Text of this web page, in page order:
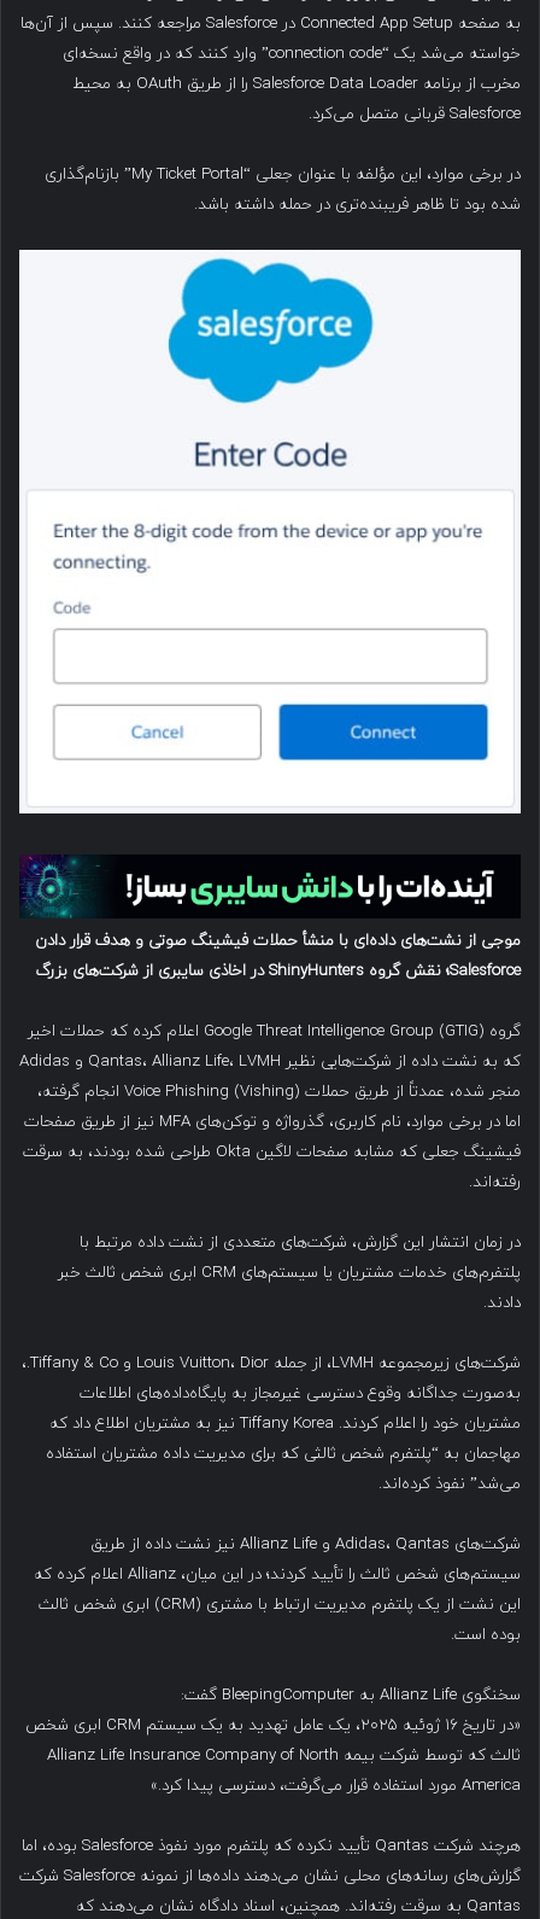
به صفحه Connected App Setup در Salesforce مراجعه کنند. سپس از آن‌ها
خواسته می‌شد یک “connection code” وارد کنند که در واقع نسخه‌ای
مخرب از برنامه Salesforce Data Loader را از طریق OAuth به محیط
Salesforce قربانی متصل می‌کرد.
در برخی موارد، این مؤلفه با عنوان جعلی “My Ticket Portal” بازنام‌گذاری
شده بود تا ظاهر فریبنده‌تری در حمله داشته باشد.
موجی از نشت‌های داده‌ای با منشأ حملات فیشینگ صوتی و هدف قرار دادن
Salesforce؛ نقش گروه در اخاذی سایبری از شرکت‌های بزرگ
گروه Google Threat Intelligence Group (GTIG) اعلام کرده که حملات اخیر
که به نشت داده از شرکت‌هایی نظیر Qantas، Allianz Life، LVMH و Adidas
منجر شده، عمدتاً از طریق حملات Voice Phishing (Vishing) انجام گرفته،
اما در برخی موارد، نام کاربری، گذرواژه و توکن‌های MFA نیز از طریق صفحات
فیشینگ جعلی که مشابه صفحات لاگین Okta طراحی شده بودند، به سرقت
رفته‌اند.
در زمان انتشار این گزارش، شرکت‌های متعددی از نشت داده مرتبط با
پلتفرم‌های خدمات مشتریان یا سیستم‌های CRM ابری شخص ثالث خبر
دادند.
شرکت‌های زیرمجموعه LVMH، از جمله Louis Vuitton، Dior و Tiffany & Co.،
به‌صورت جداگانه وقوع دسترسی غیرمجاز به پایگاه‌داده‌های اطلاعات
مشتریان خود را اعلام کردند. Tiffany Korea نیز به مشتریان اطلاع داد که
مهاجمان به “پلتفرم شخص ثالثی که برای مدیریت داده مشتریان استفاده
می‌شد” نفوذ کرده‌اند.
شرکت‌های Adidas، Qantas و Allianz Life نیز نشت داده از طریق
سیستم‌های شخص ثالث را تأیید کردند؛ در این میان، Allianz اعلام کرده که
این نشت از یک پلتفرم مدیریت ارتباط با مشتری (CRM) ابری شخص ثالث
بوده است.
سخنگوی Allianz Life به BleepingComputer گفت:
«در تاریخ ۱۶ ژوئیه ۲۰۲۵، یک عامل تهدید به یک سیستم CRM ابری شخص
ثالث که توسط شرکت بیمه Allianz Life Insurance Company of North
America مورد استفاده قرار می‌گرفت، دسترسی پیدا کرد.»
هرچند شرکت Qantas تأیید نکرده که پلتفرم مورد نفوذ Salesforce بوده، اما
گزارش‌های رسانه‌های محلی نشان می‌دهند داده‌ها از نمونه Salesforce شرکت
Qantas به سرقت رفته‌اند. همچنین، اسناد دادگاه نشان می‌دهند که